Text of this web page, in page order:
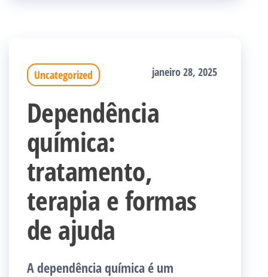
Uncategorized janeiro 28, 2025
Dependência
química:
tratamento,
terapia e formas
de ajuda
A dependência química é um